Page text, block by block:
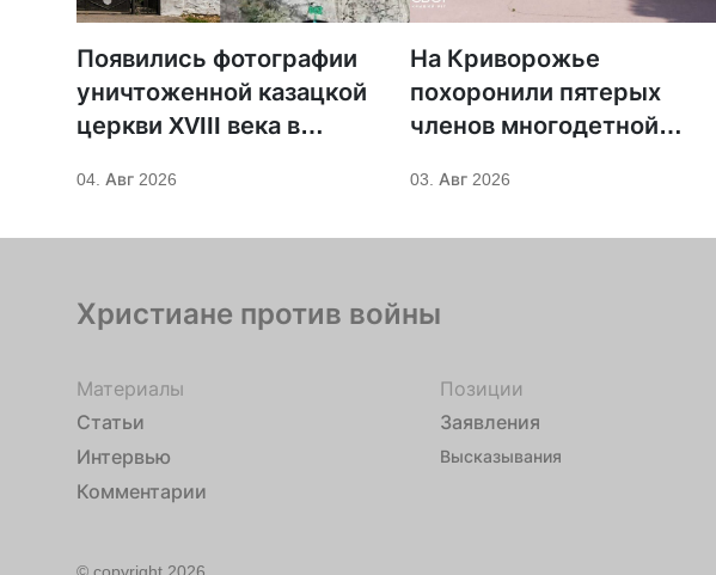
Появились фотографии
уничтоженной казацкой
церкви XVIII века в
04. Авг 2026
На Криворожье
похоронили пятерых
членов многодетной
погибших при российском
03. Авг 2026
Христиане против войны
Материалы
Статьи
Интервью
Комментарии
Позиции
Заявления
Высказывания